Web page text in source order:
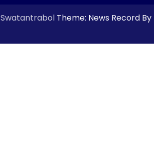
Swatantrabol Theme: News Record By